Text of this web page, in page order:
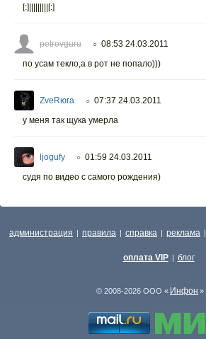
[:]|||||||||[:]
petrovguru ○ 08:53 24.03.2011
по усам текло,а в рот не попало)))
ZveRюга ○ 07:37 24.03.2011
у меня так щука умерла
ljogufy ○ 01:59 24.03.2011
судя по видео с самого рождения)
администрация | правила | справка | реклама |
оплата VIP | блог
© 2008-2026 ООО « Инфон »